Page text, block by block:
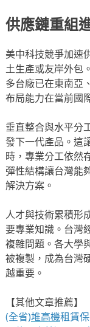
供應鏈重組
美中科技競爭加速
土生產或友岸外包
多台廠已在東南亞
布局能力在當前國
垂直整合與水平分
發下一代產品。這
時，專業分工依然
彈性結構讓台灣能
解決方案。
人才與技術累積形
要專業知識。台灣
複雜問題。各大學
被複製，成為台灣
越重要。
【其他文章推薦】
(全省)堆高機租賃